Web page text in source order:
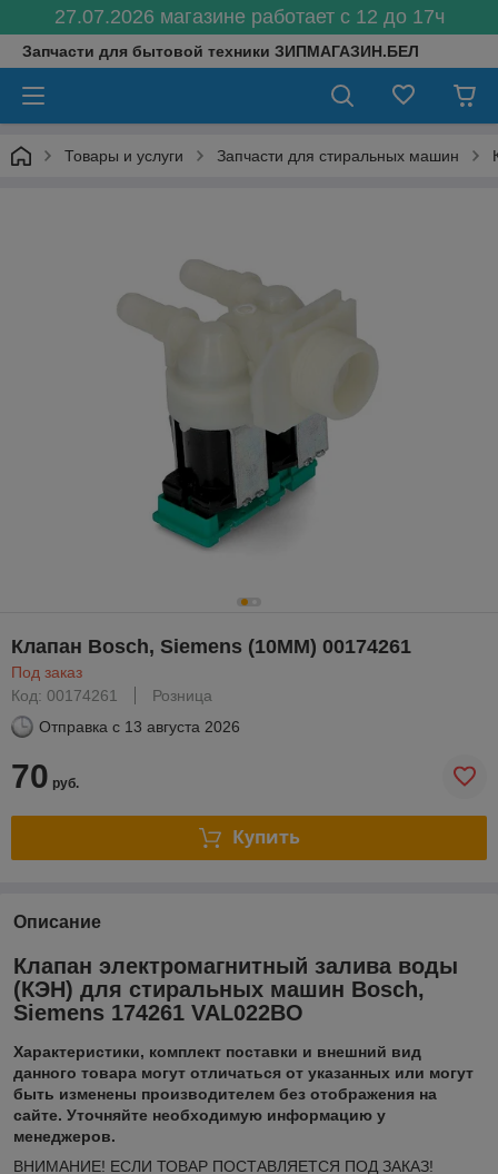
27.07.2026 магазине работает с 12 до 17ч
Запчасти для бытовой техники ЗИПМАГАЗИН.БЕЛ
Товары и услуги Запчасти для стиральных машин
Клапан Bosch, Siemens (10ММ) 00174261
Под заказ
Код: 00174261
Розница
Отправка с 13 августа 2026
70 руб.
Купить
Описание
Клапан электромагнитный залива воды
(КЭН) для стиральных машин Bosch,
Siemens 174261 VAL022BO
Xарактеристики, комплект поставки и внешний вид
данного товара могут отличаться от указанных или могут
быть изменены производителем без отображения на
сайте. Уточняйте необходимую информацию у
менеджеров.
ВНИМАНИЕ! ЕСЛИ ТОВАР ПОСТАВЛЯЕТСЯ ПОД ЗАКАЗ!